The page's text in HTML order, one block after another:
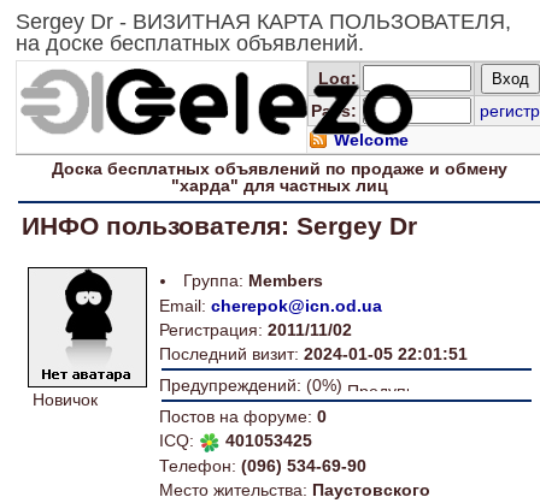
Sergey Dr - ВИЗИТНАЯ КАРТА ПОЛЬЗОВАТЕЛЯ,
на доске бесплатных объявлений.
Log:
Pass:
регистр
Welcome
Доскабесплатных объявлений по продаже и обмену
"харда" длячастных лиц
ИНФО пользователя: Sergey Dr
Новичок
Группа: Members
Email: cherepok@icn.od.ua
Регистрация: 2011/11/02
Последний визит: 2024-01-05 22:01:51
Предупреждений: (0%)
Постов на форуме: 0
ICQ:
401053425
Телефон: (096) 534-69-90
Место жительства: Паустовского